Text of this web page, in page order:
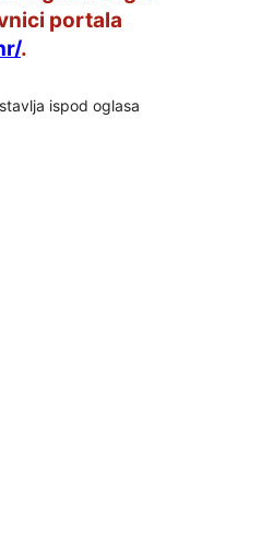
portala
.
ispod oglasa